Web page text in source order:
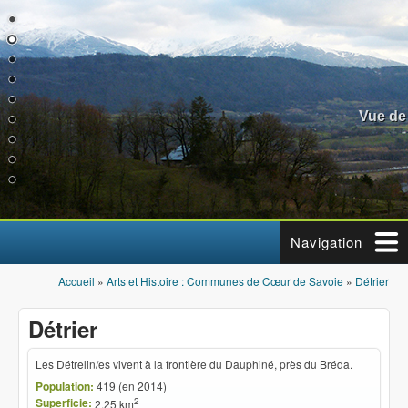
Aller au contenu principal
Vue
Navigation
Vous êtes ici
Accueil » Arts et Histoire : Communes de Cœur de Savoie » Détrier
Détrier
Les Détrelin/es vivent à la frontière du Dauphiné, près du Bréda.
Population: 419 (en 2014)
Superficie: 2,25 km2